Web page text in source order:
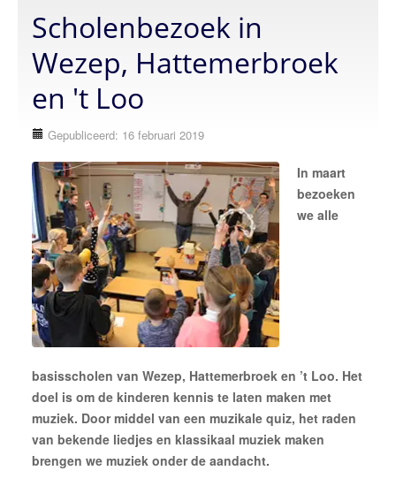
Nieuws
actueel
Berichten
Optredens
Over ons
vLS Algemeen
vLS Samen Muziek Maken
vLS Muziekopleiding
MusicKidz
Jong van Limburg Stirum band
van Limburg Stirum band
vLS Fanfare Orkest
Lid worden
Sponsoren
Contact
Scholenbezoek in
Wezep, Hattemerbroek
en 't Loo
Gepubliceerd: 16 februari 2019
In maart
bezoeken
we alle
basisscholen van Wezep, Hattemerbroek en ’t Loo. Het
doel is om de kinderen kennis te laten maken met
muziek. Door middel van een muzikale quiz, het raden
van bekende liedjes en klassikaal muziek maken
brengen we muziek onder de aandacht.